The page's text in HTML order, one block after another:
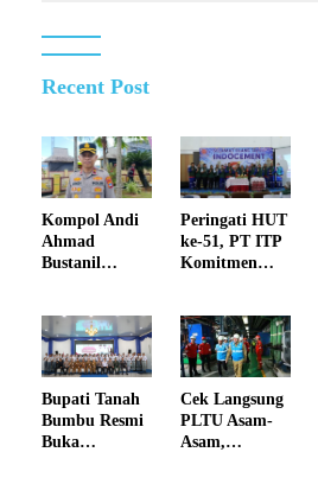
Recent Post
Kompol Andi
Ahmad
Bustanil
Kotabaru Agar
Tidak
Membuka
Lahan dengan
cara
Membakar
Peringati HUT
ke-51, PT ITP
Komitmen
Hijau dan
Gemilang
Bupati Tanah
Bumbu Resmi
Buka
Cek Langsung
PLTU Asam-
Asam,